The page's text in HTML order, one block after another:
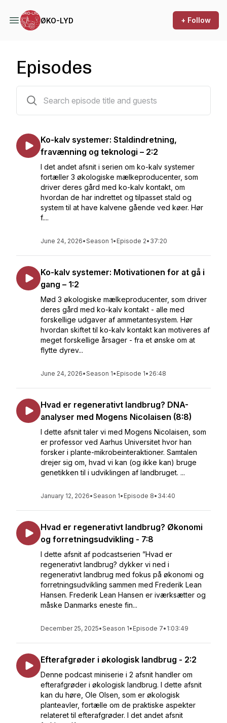
ØKO-LYD + Follow
Episodes
Ko-kalv systemer: Staldindretning,
fravænning og teknologi – 2:2
I det andet afsnit i serien om ko-kalv systemer
fortæller 3 økologiske mælkeproducenter, som
driver deres gård med ko-kalv kontakt, om
hvordan de har indrettet og tilpasset stald og
system til at have kalvene gående ved køer. Hør
f....
June 24, 2026•Season 1• Episode 2• 37:20
Ko-kalv systemer: Motivationen for at gå i
gang – 1:2
Mød 3 økologiske mælkeproducenter, som driver
deres gård med ko-kalv kontakt - alle med
forskellige udgaver af ammetantesystem. Hør
hvordan skiftet til ko-kalv kontakt kan motiveres af
meget forskellige årsager - fra et ønske om at
flytte dyrev...
June 24, 2026•Season 1• Episode 1• 26:48
Hvad er regenerativt landbrug? DNA-
analyser med Mogens Nicolaisen (8:8)
I dette afsnit taler vi med Mogens Nicolaisen, som
er professor ved Aarhus Universitet hvor han
forsker i plante-mikrobeinteraktioner. Samtalen
drejer sig om, hvad vi kan (og ikke kan) bruge
genetikken til i udviklingen af landbruget. ...
January 12, 2026•Season 1• Episode 8• 34:40
Hvad er regenerativt landbrug? Økonomi
og forretningsudvikling - 7:8
I dette afsnit af podcastserien ”Hvad er
regenerativt landbrug? dykker vi ned i
regenerativt landbrug med fokus på økonomi og
forretningsudvikling sammen med Frederik Lean
Hansen. Frederik Lean Hansen er iværksætter og
måske Danmarks eneste fin...
December 25, 2025•Season 1• Episode 7• 1:03:49
Efterafgrøder i økologisk landbrug - 2:2
Denne podcast miniserie i 2 afsnit handler om
efterafgrøder i økologisk landbrug. I dette afsnit
kan du høre, Ole Olsen, som er økologisk
planteavler, fortælle om de praktiske aspekter
relateret til efterafgrøder. I det andet afsnit